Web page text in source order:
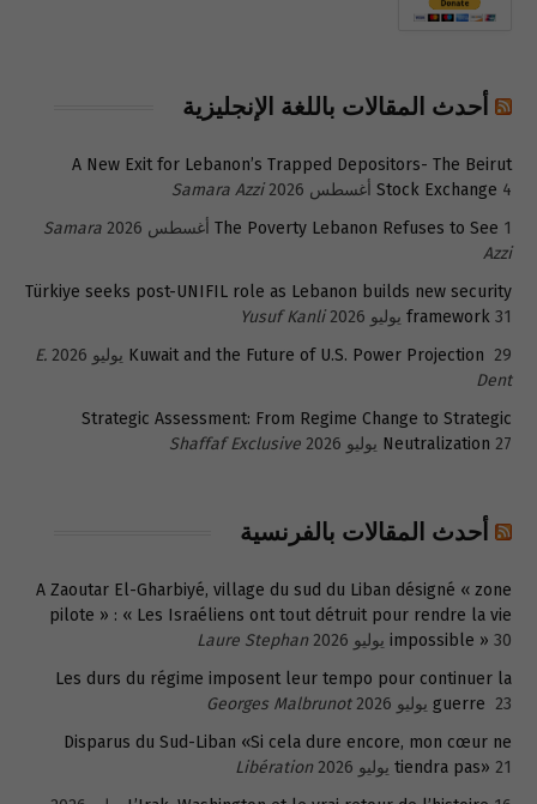
أحدث المقالات باللغة الإنجليزية
A New Exit for Lebanon’s Trapped Depositors- The Beirut
Stock Exchange 4 أغسطس 2026
Samara Azzi
The Poverty Lebanon Refuses to See 1 أغسطس 2026
Samara
Azzi
Türkiye seeks post-UNIFIL role as Lebanon builds new security
framework 31 يوليو 2026
Yusuf Kanli
Kuwait and the Future of U.S. Power Projection 29 يوليو 2026
E.
Dent
Strategic Assessment: From Regime Change to Strategic
Neutralization 27 يوليو 2026 Shaffaf Exclusive
أحدث المقالات بالفرنسية
A Zaoutar El-Gharbiyé, village du sud du Liban désigné « zone
pilote » : « Les Israéliens ont tout détruit pour rendre la vie
impossible » 30 يوليو 2026
Laure Stephan
Les durs du régime imposent leur tempo pour continuer la
guerre 23 يوليو 2026
Georges Malbrunot
Disparus du Sud-Liban «Si cela dure encore, mon cœur ne
tiendra pas» 21 يوليو 2026
Libération